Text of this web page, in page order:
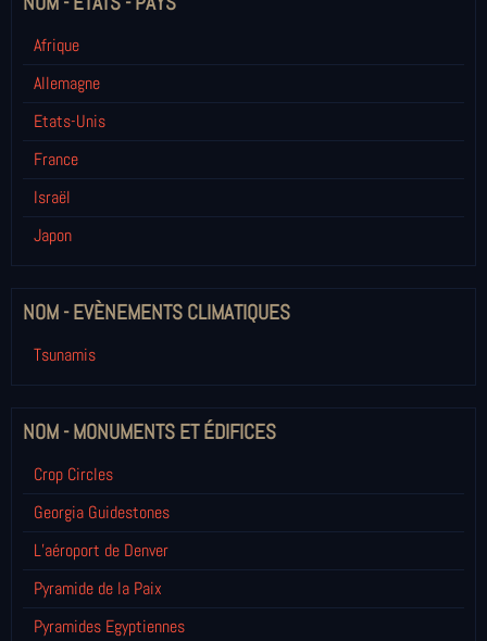
Afrique
Allemagne
Etats-Unis
France
Israël
Japon
NOM - EVÈNEMENTS CLIMATIQUES
Tsunamis
NOM - MONUMENTS ET ÉDIFICES
Crop Circles
Georgia Guidestones
L’aéroport de Denver
Pyramide de la Paix
Pyramides Egyptiennes